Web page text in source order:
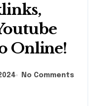
Online!
No Comments